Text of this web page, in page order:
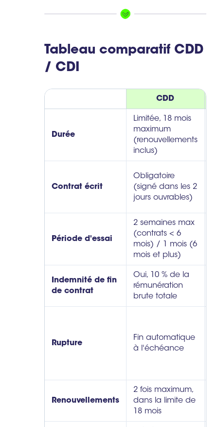
Tableau comparatif CDD
/ CDI
CDD
Durée
Limitée, 18 mois
maximum
(renouvellements
inclus)
Contrat écrit
Obligatoire
(signé dans les 2
jours ouvrables)
Période d'essai
2 semaines max
(contrats < 6
mois) / 1 mois (6
mois et plus)
Indemnité de fin
de contrat
Oui, 10 % de la
rémunération
brute totale
Rupture
Fin automatique
à l'échéance
Renouvellements
2 fois maximum,
dans la limite de
18 mois